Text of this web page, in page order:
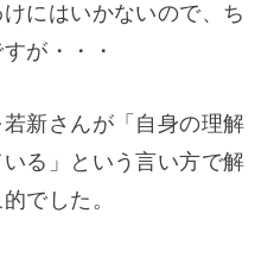
にはいかないので、ち
が・・・
新さんが「自身の理解
る」という言い方で解
でした。